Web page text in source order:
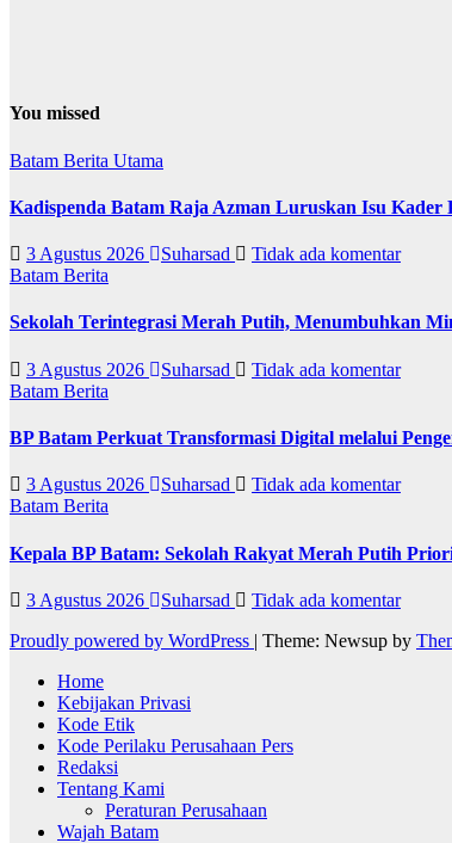
You missed
Batam Berita Utama
Kadispenda Batam Raja Azman Luruskan Isu Kader
3 Agustus 2026 Suharsad
Tidak ada komentar
Batam Berita
Sekolah Terintegrasi Merah Putih, Menumbuhkan
3 Agustus 2026 Suharsad
Tidak ada komentar
Batam Berita
BP Batam Perkuat Transformasi Digital melalui
3 Agustus 2026 Suharsad
Tidak ada komentar
Batam Berita
Kepala BP Batam: Sekolah Rakyat Merah Putih
3 Agustus 2026 Suharsad
Tidak ada komentar
Proudly powered by WordPress | Theme: Newsup by
Home
Kebijakan Privasi
Kode Etik
Kode Perilaku Perusahaan Pers
Redaksi
Tentang Kami
Peraturan Perusahaan
Wajah Batam